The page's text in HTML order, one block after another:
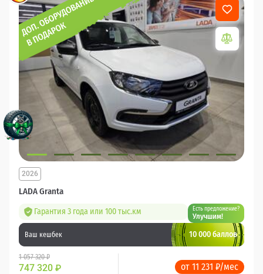
LADA Granta
2026
Гарантия 3 года или 100 тыс.км Есть предложение?
Улучшим!
Ваш кешбек 10 000 баллов
1 057 320 ₽
747 320 ₽ от 11 231 ₽/мес